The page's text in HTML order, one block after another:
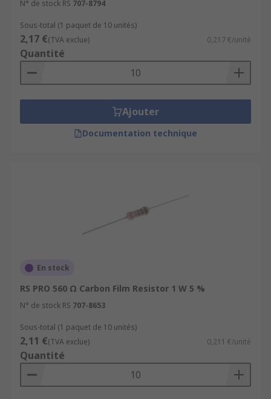
N° de stock RS 707-8794
Sous-total (1 paquet de 10 unités)
2,17 €(TVA exclue) 0,217 €/unité
Quantité
Ajouter
Documentation technique
En stock
RS PRO 560 Ω Carbon Film Resistor 1 W 5 %
N° de stock RS 707-8653
Sous-total (1 paquet de 10 unités)
2,11 €(TVA exclue) 0,211 €/unité
Quantité